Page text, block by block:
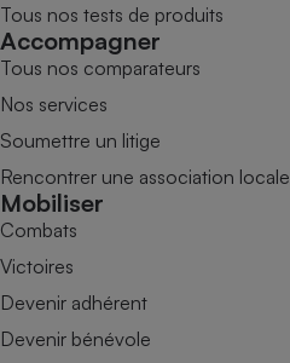
Tous nos tests de produits
Accompagner
Tous nos comparateurs
Nos services
Soumettre un litige
Rencontrer une association locale
Mobiliser
Combats
Victoires
Devenir adhérent
Devenir bénévole